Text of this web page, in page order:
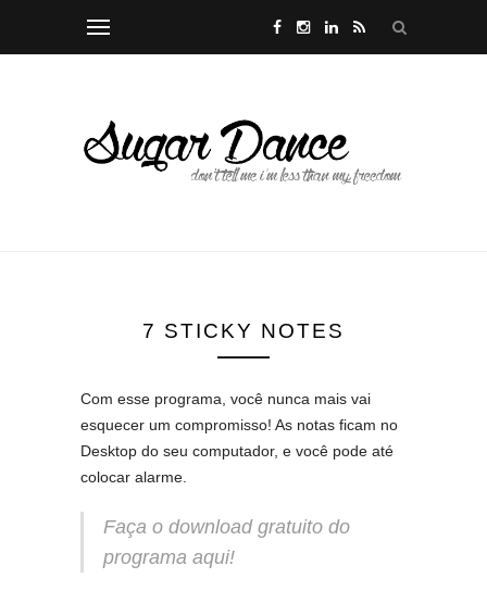
7 STICKY NOTES
Com esse programa, você nunca mais vai
esquecer um compromisso! As notas ficam no
Desktop do seu computador, e você pode até
colocar alarme.
Faça o download gratuito do
programa aqui!